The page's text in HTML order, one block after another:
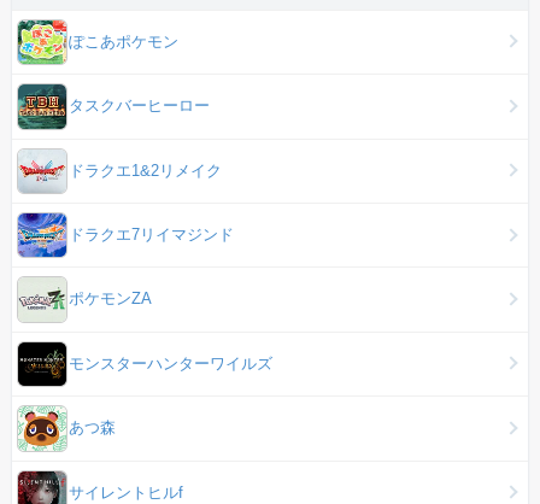
ぽこあポケモン
タスクバーヒーロー
ドラクエ1&2リメイク
ドラクエ7リイマジンド
ポケモンZA
モンスターハンターワイルズ
あつ森
サイレントヒルf